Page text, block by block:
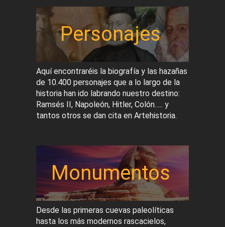
Personajes
Aquí encontraréis la biografía y las hazañas
de 10.400 personajes que a lo largo de la
historia han ido labrando nuestro destino:
Ramsés II, Napoleón, Hitler, Colón….. y
tantos otros se dan cita en Artehistoria.
Monumentos
Desde las primeras cuevas paleolíticas
hasta los más modernos rascacielos,